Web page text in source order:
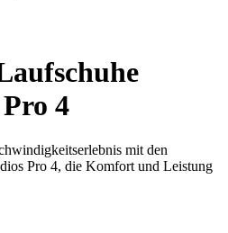
4
mit den
Pro 4, die Komfort und Leistung